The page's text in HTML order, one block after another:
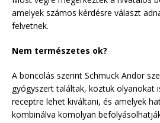
amelyek számos kérdésre választ
felvetnek.
Nem természetes ok?
A boncolás szerint Schmuck Andor
gyógyszert találtak, köztük olyanokat
receptre lehet kiváltani, és amelyek
kombinálva komolyan